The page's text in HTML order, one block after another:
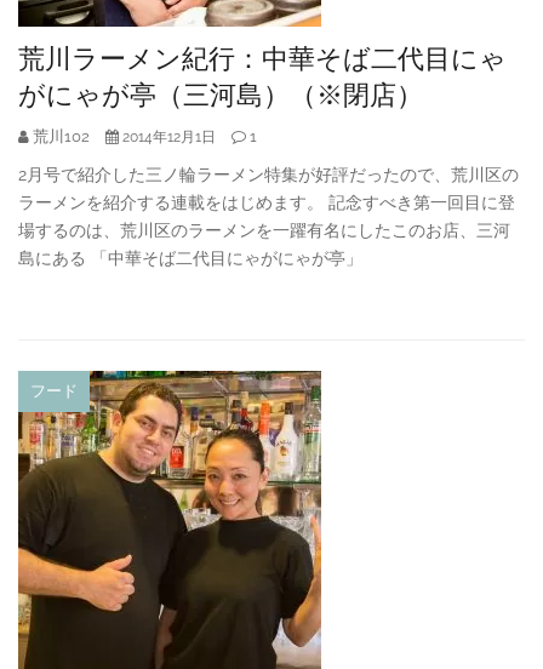
荒川ラーメン紀行：中華そば二代目にゃ
がにゃが亭（三河島）（※閉店）
荒川102 2014年12月1日 1
2月号で紹介した三ノ輪ラーメン特集が好評だったので、荒川区の
ラーメンを紹介する連載をはじめます。 記念すべき第一回目に登
場するのは、荒川区のラーメンを一躍有名にしたこのお店、三河
島にある 「中華そば二代目にゃがにゃが亭」
フード